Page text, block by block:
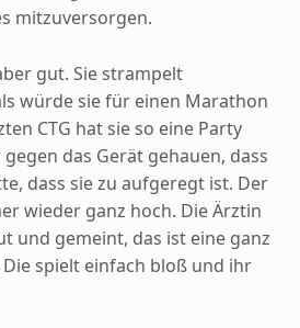
mitzuversorgen.
gut. Sie strampelt
würde sie für einen Marathon
CTG hat sie so eine Party
das Gerät gehauen, dass
dass sie zu aufgeregt ist. Der
wieder ganz hoch. Die Ärztin
und gemeint, das ist eine ganz
spielt einfach bloß und ihr